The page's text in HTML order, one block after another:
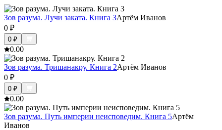
Зов разума. Лучи заката. Книга 3Артём Иванов
0 ₽
0 ₽
0.00
Зов разума. Тришанакру. Книга 2Артём Иванов
0 ₽
0 ₽
0.00
Зов разума. Путь империи неисповедим. Книга 5Артём
Иванов